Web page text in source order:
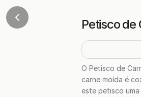
Petisco de
O Petisco de
carne moída é
este petisco